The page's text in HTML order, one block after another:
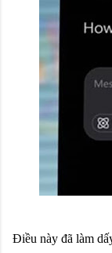
Điều này đã làm